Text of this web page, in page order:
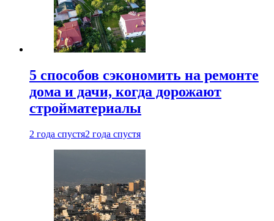
5 способов сэкономить на ремонте
дома и дачи, когда дорожают
стройматериалы
2 года спустя2 года спустя